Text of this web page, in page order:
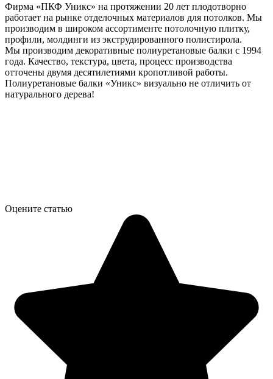
Фирма «ПКФ Уникс» на протяжении 20 лет плодотворно
работает на рынке отделочных материалов для потолков. Мы
производим в широком ассортименте потолочную плитку,
профили, молдинги из экструдированного полистирола.
Мы производим декоративные полиуретановые балки с 1994
года. Качество, текстура, цвета, процесс производства
отточены двумя десятилетиями кропотливой работы.
Полиуретановые балки «Уникс» визуально не отличить от
натурального дерева!
Оцените статью